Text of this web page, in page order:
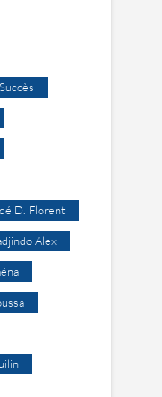
D. Florent
Alex